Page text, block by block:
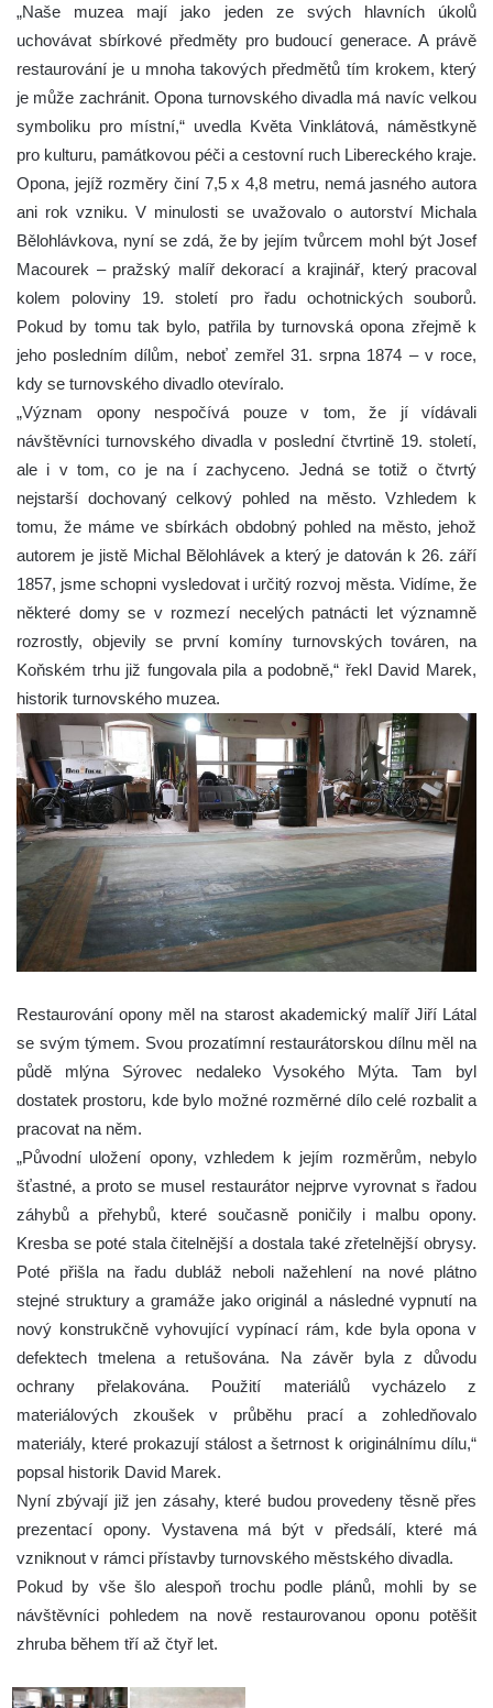
„Naše muzea mají jako jeden ze svých hlavních úkolů
uchovávat sbírkové předměty pro budoucí generace. A právě
restaurování je u mnoha takových předmětů tím krokem, který
je může zachránit. Opona turnovského divadla má navíc velkou
symboliku pro místní,“ uvedla Květa Vinklátová, náměstkyně
pro kulturu, památkovou péči a cestovní ruch Libereckého kraje.
Opona, jejíž rozměry činí 7,5 x 4,8 metru, nemá jasného autora
ani rok vzniku. V minulosti se uvažovalo o autorství Michala
Bělohlávkova, nyní se zdá, že by jejím tvůrcem mohl být Josef
Macourek – pražský malíř dekorací a krajinář, který pracoval
kolem poloviny 19. století pro řadu ochotnických souborů.
Pokud by tomu tak bylo, patřila by turnovská opona zřejmě k
jeho posledním dílům, neboť zemřel 31. srpna 1874 – v roce,
kdy se turnovského divadlo otevíralo.
„Význam opony nespočívá pouze v tom, že jí vídávali
návštěvníci turnovského divadla v poslední čtvrtině 19. století,
ale i v tom, co je na í zachyceno. Jedná se totiž o čtvrtý
nejstarší dochovaný celkový pohled na město. Vzhledem k
tomu, že máme ve sbírkách obdobný pohled na město, jehož
autorem je jistě Michal Bělohlávek a který je datován k 26. září
1857, jsme schopni vysledovat i určitý rozvoj města. Vidíme, že
některé domy se v rozmezí necelých patnácti let významně
rozrostly, objevily se první komíny turnovských továren, na
Koňském trhu již fungovala pila a podobně,“ řekl David Marek,
historik turnovského muzea.
Restaurování opony měl na starost akademický malíř Jiří Látal
se svým týmem. Svou prozatímní restaurátorskou dílnu měl na
půdě mlýna Sýrovec nedaleko Vysokého Mýta. Tam byl
dostatek prostoru, kde bylo možné rozměrné dílo celé rozbalit a
pracovat na něm.
„Původní uložení opony, vzhledem k jejím rozměrům, nebylo
šťastné, a proto se musel restaurátor nejprve vyrovnat s řadou
záhybů a přehybů, které současně poničily i malbu opony.
Kresba se poté stala čitelnější a dostala také zřetelnější obrysy.
Poté přišla na řadu dubláž neboli nažehlení na nové plátno
stejné struktury a gramáže jako originál a následné vypnutí na
nový konstrukčně vyhovující vypínací rám, kde byla opona v
defektech tmelena a retušována. Na závěr byla z důvodu
ochrany přelakována. Použití materiálů vycházelo z
materiálových zkoušek v průběhu prací a zohledňovalo
materiály, které prokazují stálost a šetrnost k originálnímu dílu,“
popsal historik David Marek.
Nyní zbývají již jen zásahy, které budou provedeny těsně přes
prezentací opony. Vystavena má být v předsálí, které má
vzniknout v rámci přístavby turnovského městského divadla.
Pokud by vše šlo alespoň trochu podle plánů, mohli by se
návštěvníci pohledem na nově restaurovanou oponu potěšit
zhruba během tří až čtyř let.